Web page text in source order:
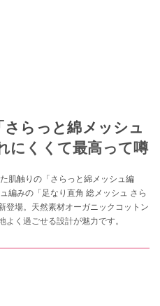
らっと綿メッシュ
にくくて最高って噂
肌触りの「さらっと綿メッシュ編
編みの「足なり直角 総メッシュ さら
登場。天然素材オーガニックコットン
く過ごせる設計が魅力です。